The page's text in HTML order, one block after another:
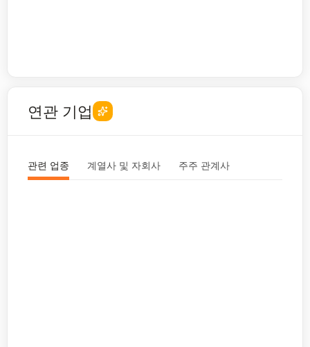
연관 기업
관련 업종 계열사 및 자회사 주주 관계사